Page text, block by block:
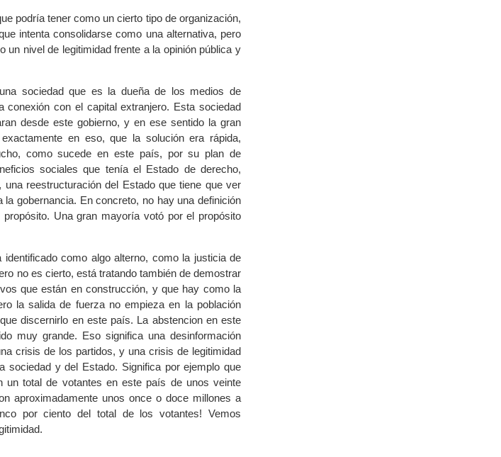
podría tener como un cierto tipo de organización,
intenta consolidarse como una alternativa, pero
nivel de legitimidad frente a la opinión pública y
sociedad que es la dueña de los medios de
con el capital extranjero. Esta sociedad
desde este gobierno, y en ese sentido la gran
en eso, que la solución era rápida,
como sucede en este país, por su plan de
sociales que tenía el Estado de derecho,
reestructuración del Estado que tiene que ver
gobernancia. En concreto, no hay una definición
Una gran mayoría votó por el propósito
como algo alterno, como la justicia de
no es cierto, está tratando también de demostrar
que están en construcción, y que hay como la
la salida de fuerza no empieza en la población
discernirlo en este país. La abstencion en este
muy grande. Eso significa una desinformación
crisis de los partidos, y una crisis de legitimidad
sociedad y del Estado. Significa por ejemplo que
total de votantes en este país de unos veinte
aproximadamente unos once o doce millones a
por ciento del total de los votantes! Vemos